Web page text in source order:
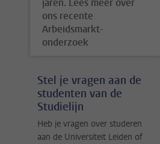
ons recente
Arbeidsmarkt-
onderzoek
Stel je vragen aan de
studenten van de
Studielijn
Heb je vragen over studeren
aan de Universiteit Leiden of